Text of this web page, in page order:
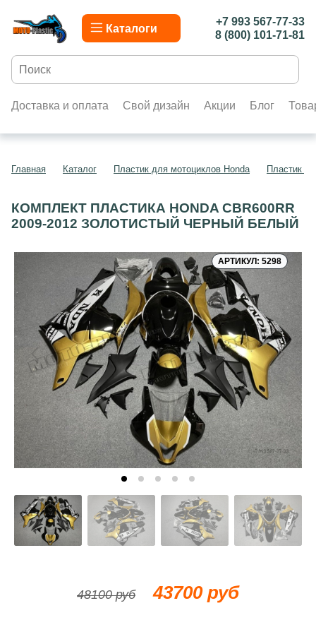
Каталоги
+7 993 567-77-33
8 (800) 101-71-81
Доставка и оплата Свой дизайн Акции Блог
Главная Каталог Пластик для мотоциклов Honda Пластик
КОМПЛЕКТ ПЛАСТИКА HONDA CBR600RR
2009-2012 ЗОЛОТИСТЫЙ ЧЕРНЫЙ БЕЛЫЙ
АРТИКУЛ: 5298
48100 руб 43700 руб